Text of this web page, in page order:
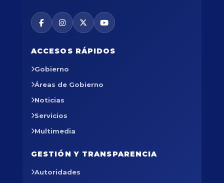
ACCESOS RÁPIDOS
Gobierno
Áreas de Gobierno
Noticias
Servicios
Multimedia
GESTIÓN Y TRANSPARENCIA
Autoridades